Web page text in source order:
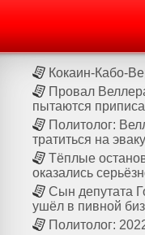
Кокаин-Кабо-
Провал
пытаются
Политолог:
тратиться на
Тёплые
оказались
Сын депутата
ушёл в пивной
Политолог: